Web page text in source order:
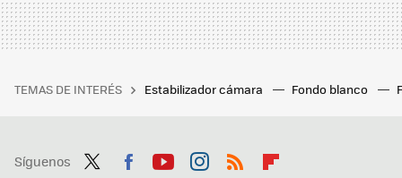
TEMAS DE INTERÉS Estabilizador cámara Fondo blanco
Síguenos